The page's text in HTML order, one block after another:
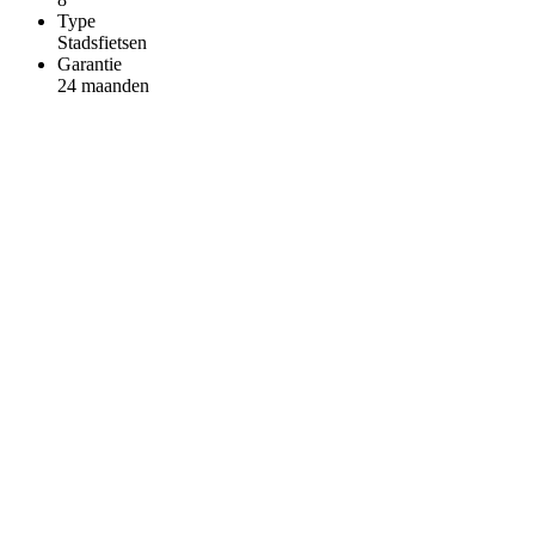
Type
Stadsfietsen
Garantie
24 maanden